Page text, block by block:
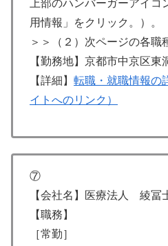
上部のハンバーガーアイ
用情報」をクリック。）。
＞＞（２）次ページの各職
【勤務地】京都市中京区
【詳細】 転職・就職情報の
イトへのリンク）
⑦
【会社名】医療法人 綾
【職務】
［常勤］